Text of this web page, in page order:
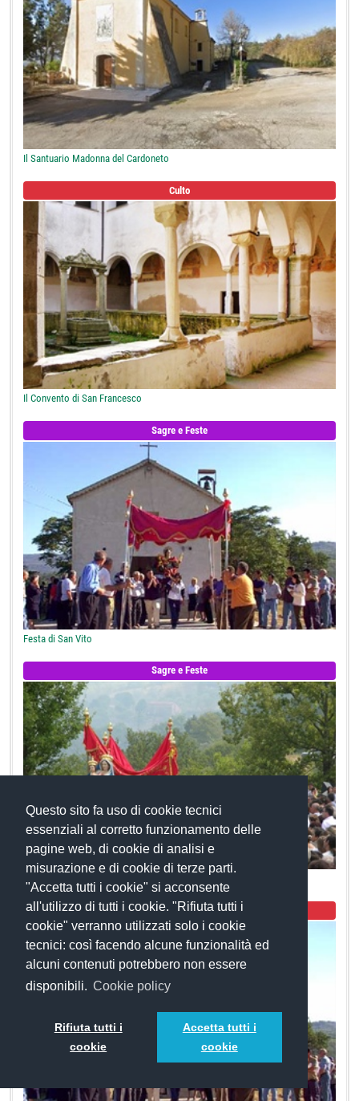
Questo sito fa uso di cookie tecnici
essenziali al corretto funzionamento delle
pagine web, di cookie di analisi e
misurazione e di cookie di terze parti.
"Accetta tutti i cookie" si acconsente
all'utilizzo di tutti i cookie. "Rifiuta tutti i
cookie" verranno utilizzati solo i cookie
tecnici: così facendo alcune funzionalità ed
alcuni contenuti potrebbero non essere
disponibili. Cookie policy
Rifiuta tutti i
cookie
Accetta tutti i
cookie
Il Santuario Madonna del Cardoneto
Culto
Il Convento di San Francesco
Sagre e Feste
Festa di San Vito
Sagre e Feste
Culto